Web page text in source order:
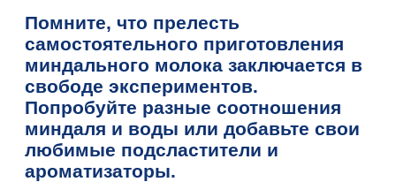
Помните, что прелесть
самостоятельного приготовления
миндального молока заключается в
свободе экспериментов.
Попробуйте разные соотношения
миндаля и воды или добавьте свои
любимые подсластители и
ароматизаторы.